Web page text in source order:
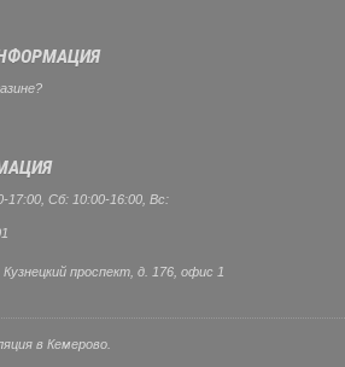
Сб: 10:00-16:00, Вс:
проспект, д. 176, офис 1
в Кемерово.